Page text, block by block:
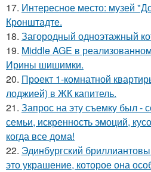
17. Интересное место: музей
Кронштадте.
18. Загородный одноэтажный
19. Middle AGE в
Ирины шишимки.
20. Проект 1-комнатной
лоджией) в ЖК капитель.
21. Запрос на эту съемку был -
семьи, искренность эмоций,
когда все дома!
22. Эдинбургский
это украшение, которое она